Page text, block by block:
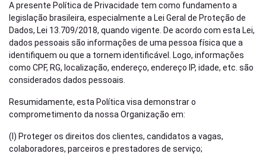
A presente Política de Privacidade tem como fundamento a
legislação brasileira, especialmente a Lei Geral de Proteção de
Dados, Lei 13.709/2018, quando vigente. De acordo com esta Lei,
dados pessoais são informações de uma pessoa física que a
identifiquem ou que a tornem identificável. Logo, informações
como CPF, RG, localização, endereço, endereço IP, idade, etc. são
considerados dados pessoais.
Resumidamente, esta Política visa demonstrar o
comprometimento da nossa Organização em:
(I) Proteger os direitos dos clientes, candidatos a vagas,
colaboradores, parceiros e prestadores de serviço;